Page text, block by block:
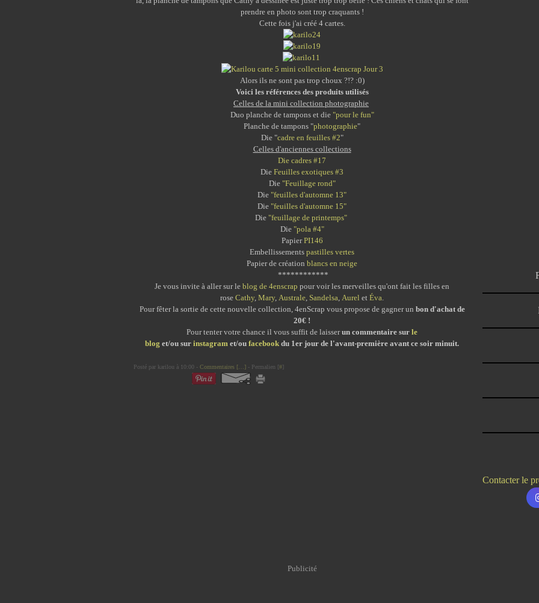
prendre en photo sont trop craquants !
Cette fois j'ai créé 4 cartes.
Alors ils ne sont pas trop choux ?!? :0)
Voici les références des produits utilisés
Celles de la mini collection photographie
Duo planche de tampons et die "pour le fun"
Planche de tampons "photographie"
Die "cadre en feuilles #2"
Celles d'anciennes collections
Die cadres #17
Die Feuilles exotiques #3
Die "Feuillage rond"
Die "feuilles d'automne 13"
Die "feuilles d'automne 15"
Die "feuillage de printemps"
Die "pola #4"
PapierPI146
Embellissements pastilles vertes
Papier de création blancs en neige
************
Je vous invite à aller sur le blog de 4enscrap pour voir les merveilles qu'ont fait les filles en
rose Cathy, Mary, Australe, Sandelsa, Aurel et Éva.
Pour fêter la sortie de cette nouvelle collection, 4enScrap vous propose de gagner un bon d'achat de
20€ !
Pour tenter votre chance il vous suffit de laisserun commentaire sur le
blog et/ou sur instagram et/ou facebook du 1er jour de l'avant-première avant ce soir minuit.
Posté par karilou à 10:00 - Commentaires [ ] - Permalien [#]
Publicité
Contacter le